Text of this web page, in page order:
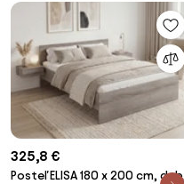
325,8 €
Posteľ ELISA 180 x 200 cm, dub